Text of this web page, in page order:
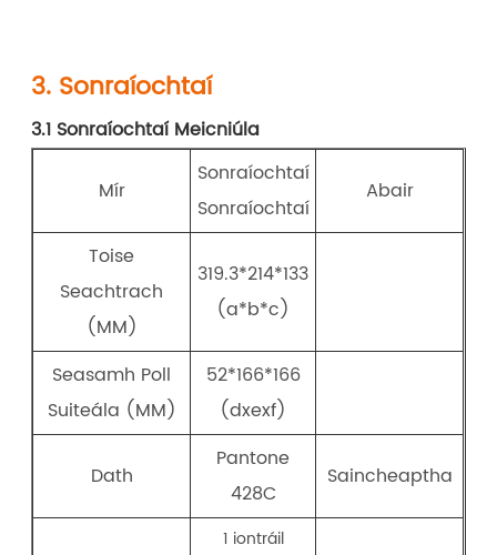
3. Sonraíochtaí
3.1 Sonraíochtaí Meicniúla
Mír
Sonraíochtaí
Sonraíochtaí
Abair
Toise
Seachtrach
(MM)
319.3*214*133
(a*b*c)
Seasamh Poll
Suiteála (MM)
52*166*166
(dxexf)
Dath
Pantone
428C
Saincheaptha
1 iontráil